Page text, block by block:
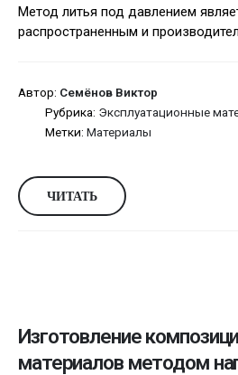
Метод литья под давлением
распространенным и
Автор: Семёнов Виктор
Рубрика: Эксплуатационные
Метки: Материалы
ЧИТАТЬ
Изготовление
материалов методом